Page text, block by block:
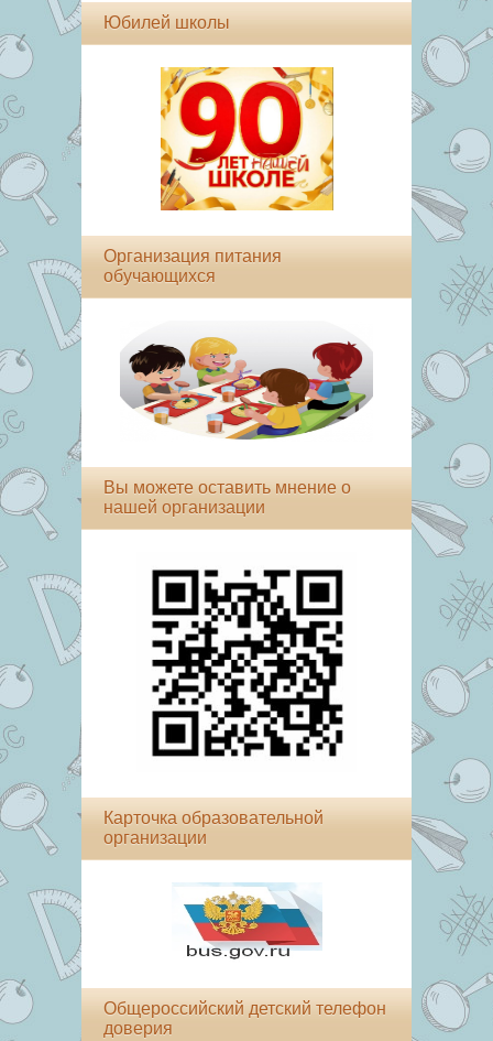
Юбилей школы
Организация питания
обучающихся
Вы можете оставить мнение о
нашей организации
Карточка образовательной
организации
Общероссийский детский телефон
доверия